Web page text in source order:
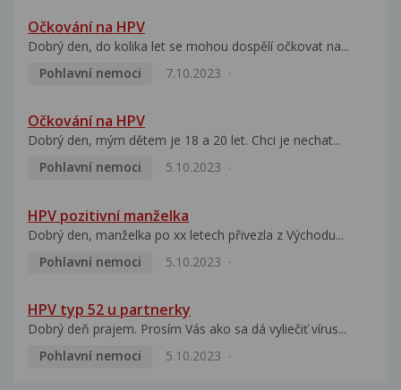
Očkování na HPV
Dobrý den, do kolika let se mohou dospělí očkovat na...
Pohlavní nemoci
7.10.2023
Očkování na HPV
Dobrý den, mým dětem je 18 a 20 let. Chci je nechat...
Pohlavní nemoci
5.10.2023
HPV pozitivní manželka
Dobrý den, manželka po xx letech přivezla z Východu...
Pohlavní nemoci
5.10.2023
HPV typ 52 u partnerky
Dobrý deň prajem. Prosím Vás ako sa dá vyliečiť vírus...
Pohlavní nemoci
5.10.2023